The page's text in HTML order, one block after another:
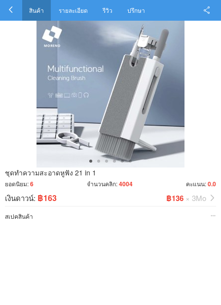
สินค้า รายละเอียด รีวิว ปรึกษา
ชุดทำความสะอาดหูฟัง 21 in 1
ยอดนิยม:6 จำนวนคลิก:4004 คะแนน:0.0
เงินดาวน์: ฿163 ฿136 × 3Mo
สเปคสินค้า